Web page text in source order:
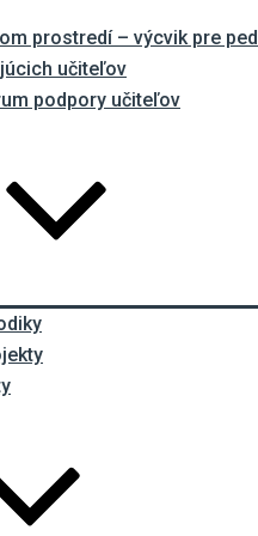
prostredí – výcvik pre
učiteľov
podpory učiteľov